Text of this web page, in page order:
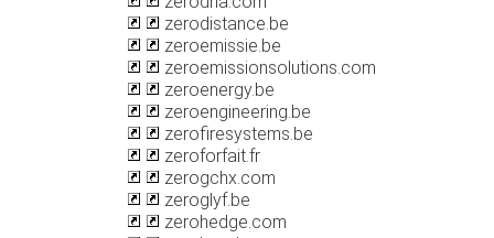
zerodistance.be
zeroemissie.be
zeroemissionsolutions.com
zeroenergy.be
zeroengineering.be
zerofiresystems.be
zeroforfait.fr
zerogchx.com
zeroglyf.be
zerohedge.com